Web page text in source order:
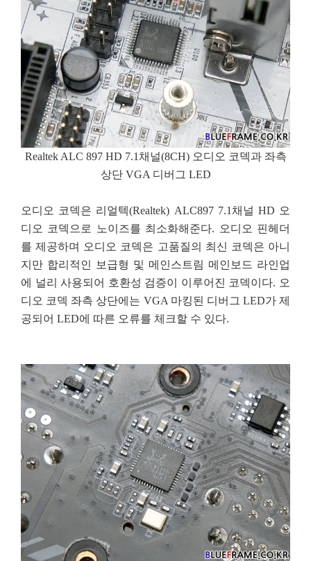
Realtek ALC 897 HD 7.1채널(8CH) 오디오 코덱과 좌측
상단 VGA 디버그 LED
오디오 코덱은 리얼텍(Realtek) ALC897 7.1채널 HD 오
디오 코덱으로 노이즈를 최소화해준다. 오디오 핀헤더
를 제공하며 오디오 코덱은 고품질의 최신 코덱은 아니
지만 합리적인 보급형 및 메인스트림 메인보드 라인업
에 널리 사용되어 호환성 검증이 이루어진 코덱이다. 오
디오 코덱 좌측 상단에는 VGA 마킹된 디버그 LED가 제
공되어 LED에 따른 오류를 체크할 수 있다.